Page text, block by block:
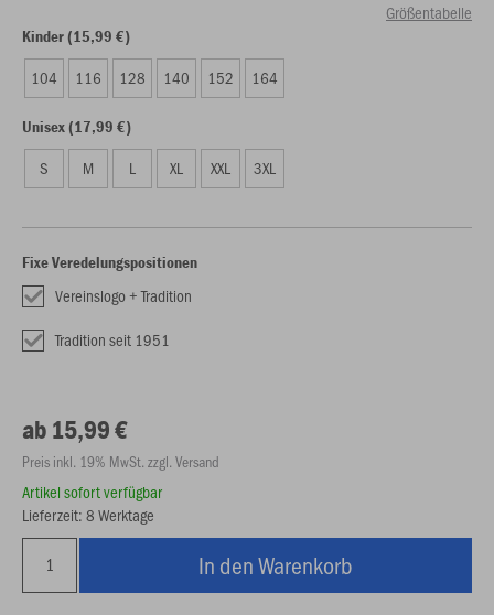
Größentabelle
Kinder (15,99 €)
104 116 128 140 152 164
Unisex (17,99 €)
S M L XL XXL 3XL
Fixe Veredelungspositionen
Vereinslogo + Tradition
Tradition seit 1951
ab 15,99 €
Preis inkl. 19% MwSt. zzgl. Versand
Artikel sofort verfügbar
Lieferzeit: 8 Werktage
In den Warenkorb